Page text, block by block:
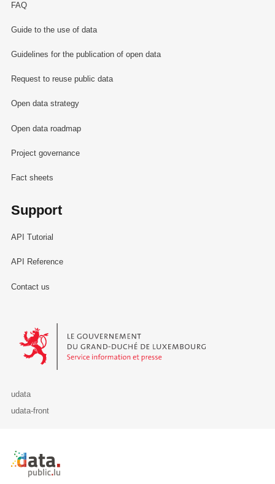
FAQ
Guide to the use of data
Guidelines for the publication of open data
Request to reuse public data
Open data strategy
Open data roadmap
Project governance
Fact sheets
Support
API Tutorial
API Reference
Contact us
Le Gouvernement du Grand-Duché de Luxembourg - Service
udata
udata-front
Retour à l'accueil de data.public.lu